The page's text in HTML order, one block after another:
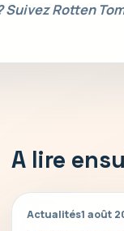
Suivez Rotten
A lire
Actualités1 août